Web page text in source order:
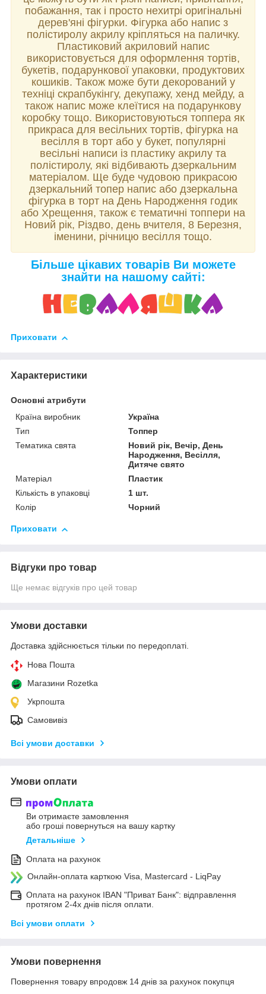
побажання, так і просто нехитрі оригінальні
дерев'яні фігурки. Фігурка або напис з
полістиролу акрилу кріпляться на паличку.
Пластиковий акриловий напис
використовується для оформлення тортів,
букетів, подарункової упаковки, продуктових
кошиків. Також може бути декорований у
техніці скрапбукінгу, декупажу, хенд мейду, а
також напис може клеїтися на подарункову
коробку тощо. Використовуються топпера як
прикраса для весільних тортів, фігурка на
весілля в торт або у букет, популярні
весільні написи із пластику акрилу та
полістиролу, які відбивають дзеркальним
матеріалом. Ще буде чудовою прикрасою
дзеркальний топер напис або дзеркальна
фігурка в торт на День Народження годик
або Хрещення, також є тематичні топпери на
Новий рік, Різдво, день вчителя, 8 Березня,
іменини, річницю весілля тощо.
Більше цікавих товарів Ви можете
знайти на нашому сайті:
Приховати
Характеристики
Основні атрибути
Країна виробник
Україна
Тип
Топпер
Тематика свята
Новий рік, Вечір, День
Народження, Весілля,
Дитяче свято
Матеріал
Пластик
Кількість в упаковці
1 шт.
Колір
Чорний
Приховати
Відгуки про товар
Ще немає відгуків про цей товар
Умови доставки
Доставка здійснюється тільки по передоплаті.
Нова Пошта
Магазини Rozetka
Укрпошта
Самовивіз
Всі умови доставки
Умови оплати
Ви отримаєте замовлення
або гроші повернуться на вашу картку
Детальніше
Оплата на рахунок
Онлайн-оплата карткою Visa, Mastercard - LiqPay
Оплата на рахунок IBAN "Приват Банк": відправлення
протягом 2-4х днів після оплати.
Всі умови оплати
Умови повернення
Повернення товару впродовж 14 днів за рахунок покупця